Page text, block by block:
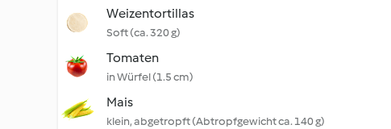
Weizentortillas
Soft (ca. 320 g)
Tomaten
in Würfel (1.5 cm)
Mais
klein, abgetropft (Abtropfgewicht ca. 140 g)